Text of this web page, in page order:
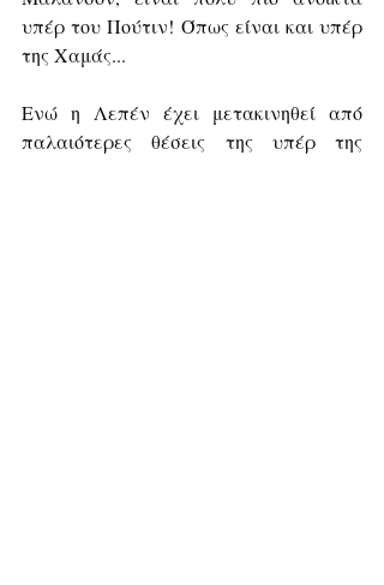
υπέρ του Πούτιν! Όπως είναι και υπέρ
της Χαμάς...
Ενώ η Λεπέν έχει μετακινηθεί από
παλαιότερες θέσεις της υπέρ της